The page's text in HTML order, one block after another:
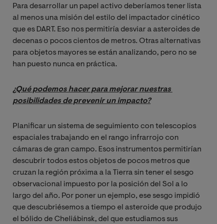
Para desarrollar un papel activo deberíamos tener lista
al menos una misión del estilo del impactador cinético
que es DART. Eso nos permitiría desviar a asteroides de
decenas o pocos cientos de metros. Otras alternativas
para objetos mayores se están analizando, pero no se
han puesto nunca en práctica.
¿Qué podemos hacer para mejorar nuestras
posibilidades de prevenir un impacto?
Planificar un sistema de seguimiento con telescopios
espaciales trabajando en el rango infrarrojo con
cámaras de gran campo. Esos instrumentos permitirían
descubrir todos estos objetos de pocos metros que
cruzan la región próxima a la Tierra sin tener el sesgo
observacional impuesto por la posición del Sol a lo
largo del año. Por poner un ejemplo, ese sesgo impidió
que descubriésemos a tiempo el asteroide que produjo
el bólido de Cheliábinsk, del que estudiamos sus